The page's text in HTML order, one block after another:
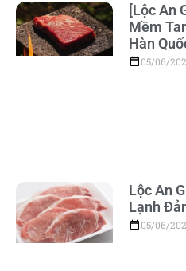
[Lộc An
Mềm
Hàn
05/06/
Lộc An
Lạnh
05/06/